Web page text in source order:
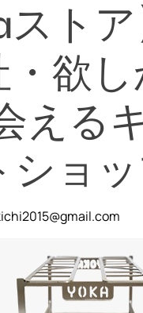
スト
欲し
える
ショ